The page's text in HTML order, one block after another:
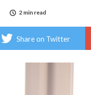
2 min read
Share on Twitter